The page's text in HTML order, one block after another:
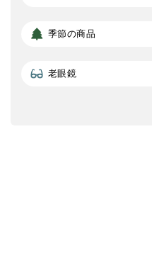
季節の商品
老眼鏡